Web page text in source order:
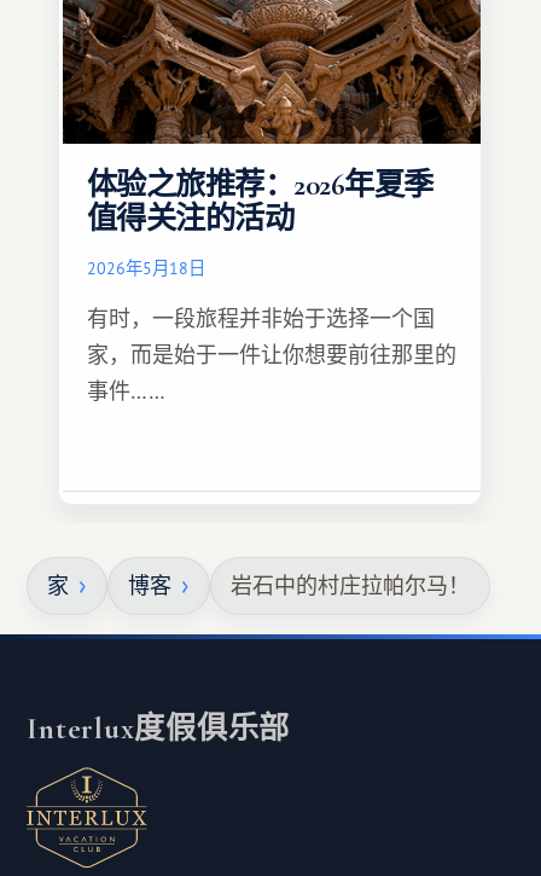
体验之旅推荐：2026年夏季
值得关注的活动
2026年5月18日
有时，一段旅程并非始于选择一个国
家，而是始于一件让你想要前往那里的
事件……
家 博客 岩石中的村庄拉帕尔马！
Interlux度假俱乐部